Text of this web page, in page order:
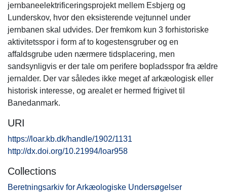
jernbaneelektrificeringsprojekt mellem Esbjerg og
Lunderskov, hvor den eksisterende vejtunnel under
jernbanen skal udvides. Der fremkom kun 3 forhistoriske
aktivitetsspor i form af to kogestensgruber og en
affaldsgrube uden nærmere tidsplacering, men
sandsynligvis er der tale om perifere bopladsspor fra ældre
jernalder. Der var således ikke meget af arkæologisk eller
historisk interesse, og arealet er hermed frigivet til
Banedanmark.
URI
https://loar.kb.dk/handle/1902/1131
http://dx.doi.org/10.21994/loar958
Collections
Beretningsarkiv for Arkæologiske Undersøgelser